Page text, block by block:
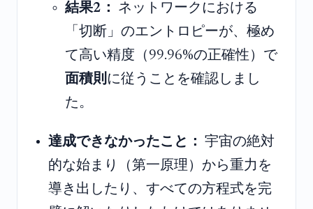
結果2：
ネットワークにおける
「切断」のエントロピーが、極め
て高い精度（99.96%の正確性）で
面積則 に従うことを確認しまし
た。
達成できなかったこと： 宇宙の絶対
的な始まり（第一原理）から重力を
導き出したり、すべての方程式を完